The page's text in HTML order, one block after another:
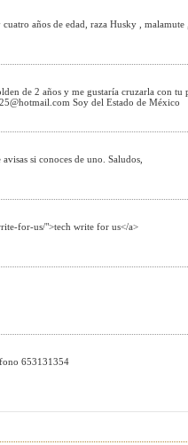
años de edad, raza Husky ,
de 2 años y me gustaría cruzarla con tu
Soy del Estado de México
si conoces de uno. Saludos,
for-us/">tech write for us</a>
653131354